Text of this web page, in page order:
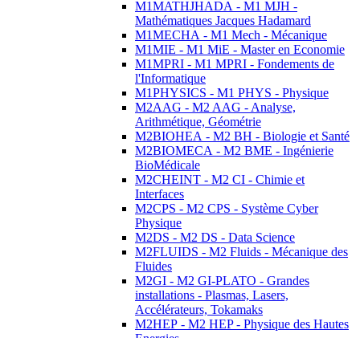
M1MATHJHADA - M1 MJH -
Mathématiques Jacques Hadamard
M1MECHA - M1 Mech - Mécanique
M1MIE - M1 MiE - Master en Economie
M1MPRI - M1 MPRI - Fondements de
l'Informatique
M1PHYSICS - M1 PHYS - Physique
M2AAG - M2 AAG - Analyse,
Arithmétique, Géométrie
M2BIOHEA - M2 BH - Biologie et Santé
M2BIOMECA - M2 BME - Ingénierie
BioMédicale
M2CHEINT - M2 CI - Chimie et
Interfaces
M2CPS - M2 CPS - Système Cyber
Physique
M2DS - M2 DS - Data Science
M2FLUIDS - M2 Fluids - Mécanique des
Fluides
M2GI - M2 GI-PLATO - Grandes
installations - Plasmas, Lasers,
Accélérateurs, Tokamaks
M2HEP - M2 HEP - Physique des Hautes